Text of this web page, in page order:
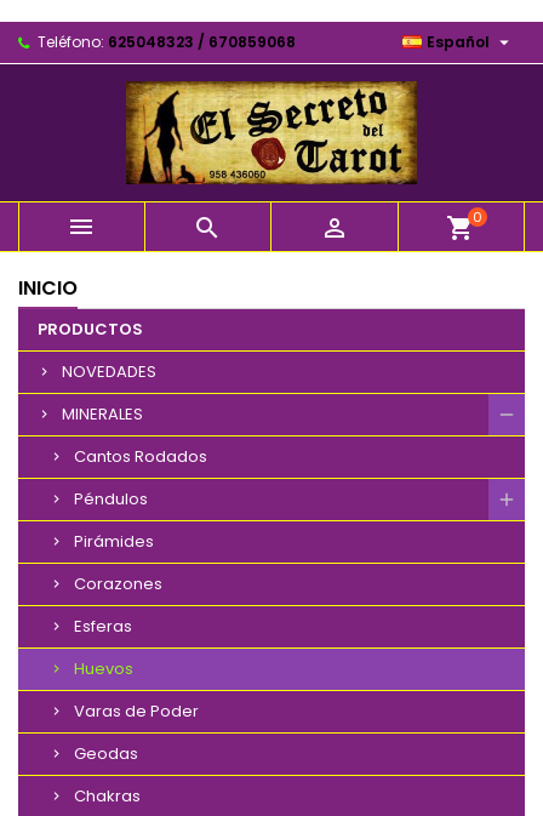
Teléfono: 625048323 / 670859068 Español 
   shopping_cart0
INICIO
PRODUCTOS
NOVEDADES
MINERALES
Cantos Rodados
Péndulos
Pirámides
Corazones
Esferas
Huevos
Varas de Poder
Geodas
Chakras